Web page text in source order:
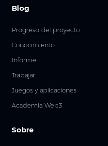
Blog
Progreso del proyecto
Conocimiento
Informe
Trabajar
Juegos y aplicaciones
Academia Web3
Sobre